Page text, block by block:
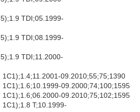
TDI;05.1999-
TDI;08.1999-
TDI;11.2000-
1C1);1.4;11.2001-09.2010;55;75;1390
1C1);1.6;10.1999-09.2000;74;100;1595
1C1);1.6;06.2000-09.2010;75;102;1595
1C1);1.8 T;10.1999-